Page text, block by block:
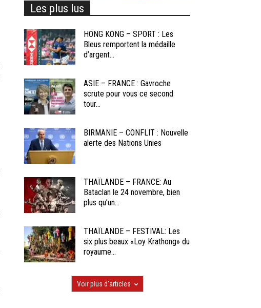
Les plus lus
HONG KONG – SPORT : Les
Bleus remportent la médaille
d’argent...
ASIE – FRANCE : Gavroche
scrute pour vous ce second
tour...
BIRMANIE – CONFLIT : Nouvelle
alerte des Nations Unies
THAÏLANDE – FRANCE: Au
Bataclan le 24 novembre, bien
plus qu’un...
THAÏLANDE – FESTIVAL: Les
six plus beaux «Loy Krathong» du
royaume...
Voir plus d'articles